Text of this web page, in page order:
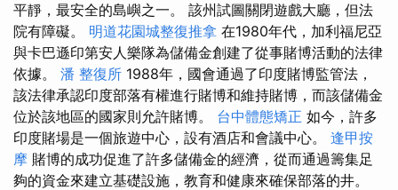
平靜，最安全的島嶼之一。 該州試圖關閉遊戲大廳，但法
院有障礙。 明道花園城整復推拿 在1980年代，加利福尼亞
與卡巴遜印第安人樂隊為儲備金創建了從事賭博活動的法律
依據。 潘 整復所 1988年，國會通過了印度賭博監管法，
該法律承認印度部落有權進行賭博和維持賭博，而該儲備金
位於該地區的國家則允許賭博。 台中體態矯正 如今，許多
印度賭場是一個旅遊中心，設有酒店和會議中心。 逢甲按
摩 賭博的成功促進了許多儲備金的經濟，從而通過籌集足
夠的資金來建立基礎設施，教育和健康來確保部落的井。